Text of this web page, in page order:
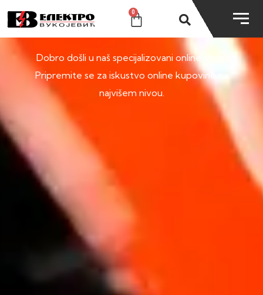
0
SHOP
Dobro došli u naš specijalizovani online shop.
Pripremite se za iskustvo online kupovine na
najvišem nivou.